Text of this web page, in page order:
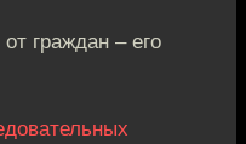
граждан – его